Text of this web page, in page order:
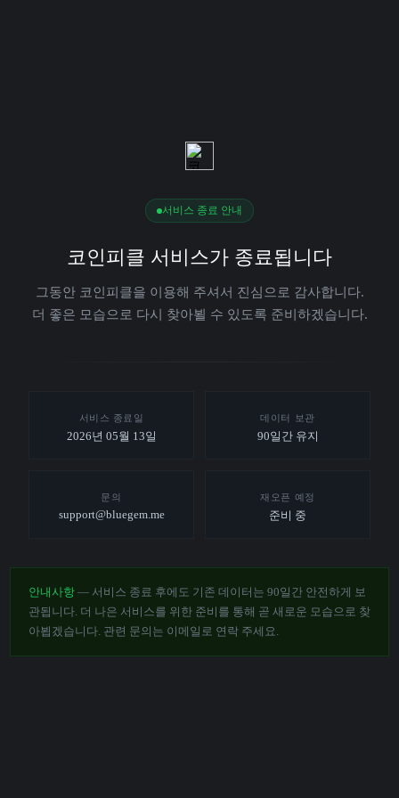
서비스 종료 안내
코인피클 서비스가 종료됩니다
그동안 코인피클을 이용해 주셔서 진심으로 감사합니다.
더 좋은 모습으로 다시 찾아뵐 수 있도록 준비하겠습니다.
서비스 종료일
2026년 05월 13일
데이터 보관
90일간 유지
문의
support@bluegem.me
재오픈 예정
준비 중
안내사항 — 서비스 종료 후에도 기존 데이터는 90일간 안전하게 보
관됩니다. 더 나은 서비스를 위한 준비를 통해 곧 새로운 모습으로 찾
아뵙겠습니다. 관련 문의는 이메일로 연락 주세요.